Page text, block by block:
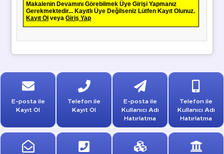
Makalenin Devamını Görebilmek Üye Girişi Yapmanız
Gerekmektedir... Kayıtlı Üye Değilseniz Lütfen Kayıt Olunuz.
Kayıt Ol veyaGiriş Yap
E-posta ile
Kayıt Ol
Telefon ile
Kayıt Ol
E-posta ile
Kullanıcı Adı
Hatırlatma
Telefon ile
Kullanıcı Adı
Hatırlatma